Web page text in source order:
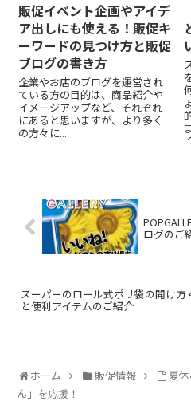
販促イベント企画やアイデ
ア出しにも使える！販促キ
ーワードの見つけ方と販促
ブログの書き方
企業やお店のブログを運営され
ている方の目的は、商品紹介や
イメージアップなど、それぞれ
にあると思いますが、より多く
の方々に...
ログのご
スーパーのロール式ポリ袋の開け方
と便利アイテムのご紹介
ホーム 販促情報
夏
ん」を応援！